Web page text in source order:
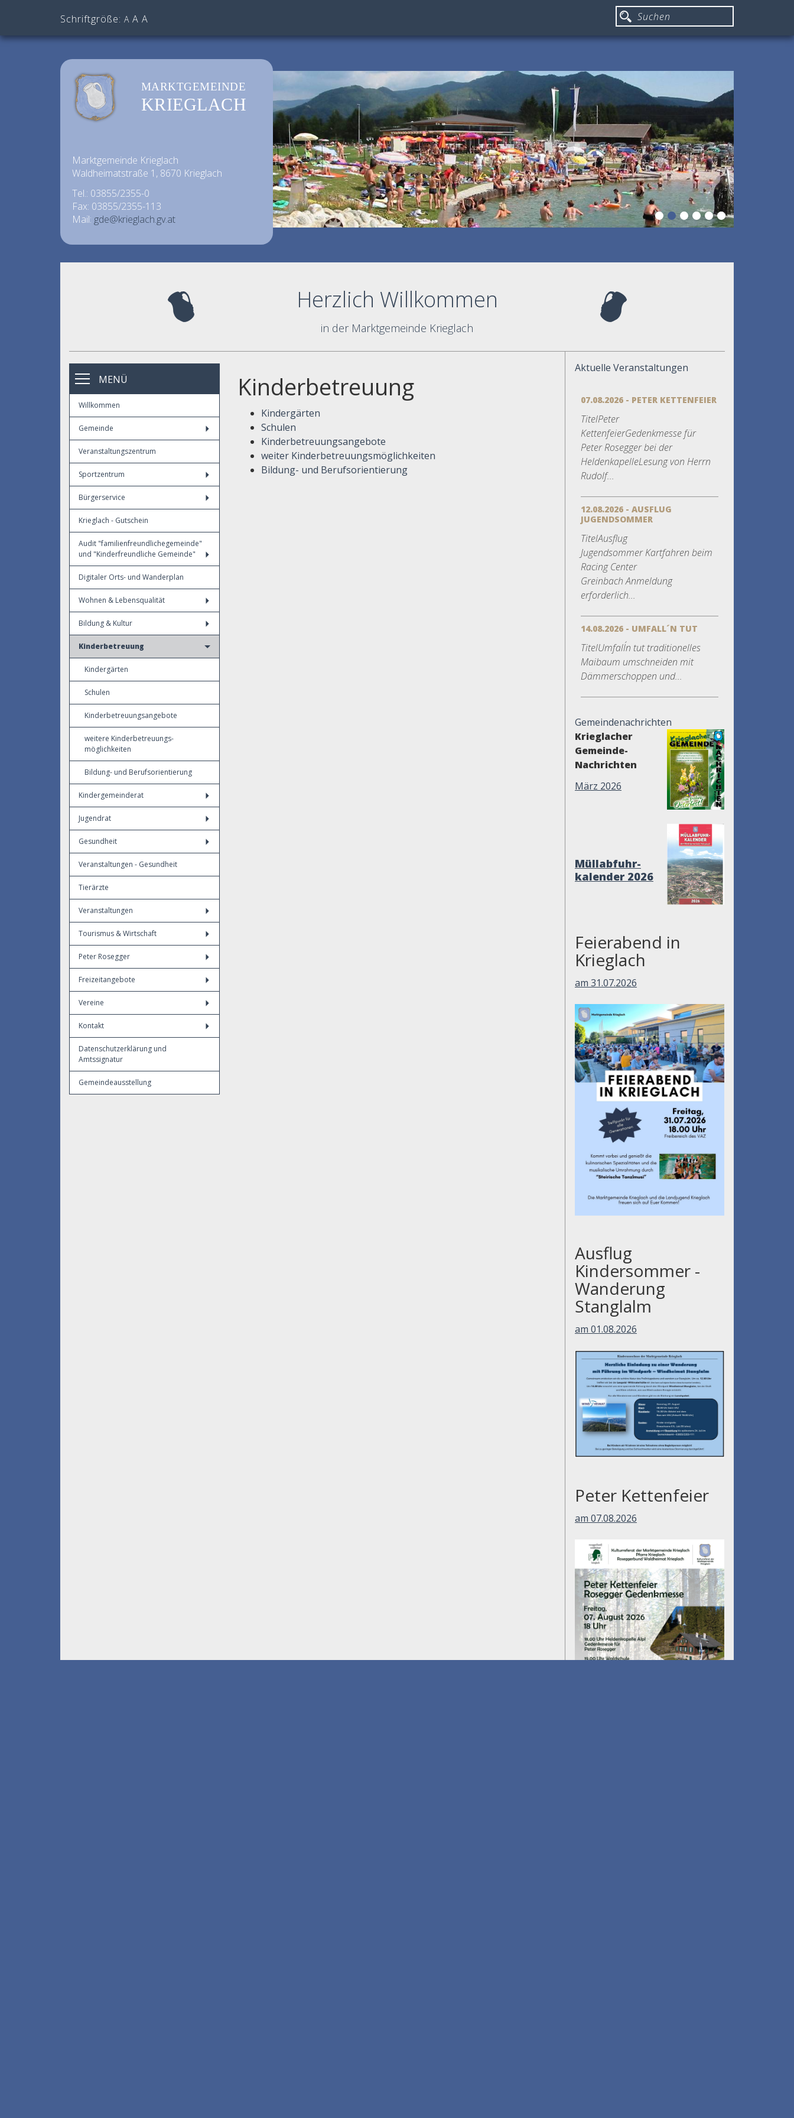
Schriftgröße: A A A
MARKTGEMEINDE
KRIEGLACH
Marktgemeinde Krieglach
Waldheimatstraße 1, 8670 Krieglach
Tel.: 03855/2355-0
Fax: 03855/2355-113
Mail: gde@krieglach.gv.at
Herzlich Willkommen
in der Marktgemeinde Krieglach
MENÜ
Willkommen
Gemeinde
Veranstaltungszentrum
Sportzentrum
Bürgerservice
Krieglach - Gutschein
Audit "familienfreundlichegemeinde"
und "Kinderfreundliche Gemeinde"
Digitaler Orts- und Wanderplan
Wohnen & Lebensqualität
Bildung & Kultur
Kinderbetreuung
Kindergärten
Schulen
Kinderbetreuungsangebote
weitere Kinderbetreuungs-
möglichkeiten
Bildung- und Berufsorientierung
Kindergemeinderat
Jugendrat
Gesundheit
Veranstaltungen - Gesundheit
Tierärzte
Veranstaltungen
Tourismus & Wirtschaft
Peter Rosegger
Freizeitangebote
Vereine
Kontakt
Datenschutzerklärung und
Amtssignatur
Gemeindeausstellung
Kinderbetreuung
Kindergärten
Schulen
Kinderbetreuungsangebote
weiter Kinderbetreuungsmöglichkeiten
Bildung- und Berufsorientierung
Aktuelle Veranstaltungen
07.08.2026 - PETER KETTENFEIER
TitelPeter
KettenfeierGedenkmesse für
Peter Rosegger bei der
HeldenkapelleLesung von Herrn
Rudolf...
12.08.2026 - AUSFLUG
JUGENDSOMMER
TitelAusflug
Jugendsommer Kartfahren beim
Racing Center
Greinbach Anmeldung
erforderlich...
14.08.2026 - UMFALL´N TUT
TitelUmfall´n tut traditionelles
Maibaum umschneiden mit
Dämmerschoppen und...
Gemeindenachrichten
Krieglacher
Gemeinde-
Nachrichten
März 2026
Müllabfuhr-
kalender 2026
Feierabend in
Krieglach
am 31.07.2026
Ausflug
Kindersommer -
Wanderung
Stanglalm
am 01.08.2026
Peter Kettenfeier
am 07.08.2026